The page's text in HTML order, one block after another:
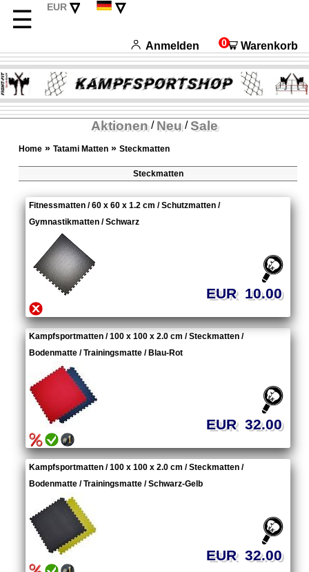
☰ EUR ▿ ▿
Italiano
Español
Anmelden 0 Warenkorb
Aktionen/ Neu/Sale
Home »Tatami Matten »Steckmatten
Steckmatten
Fitnessmatten / 60 x 60 x 1.2 cm / Schutzmatten /
Gymnastikmatten / Schwarz
EUR 10.00
Kampfsportmatten / 100 x 100 x 2.0 cm / Steckmatten /
Bodenmatte / Trainingsmatte / Blau-Rot
EUR 32.00
Kampfsportmatten / 100 x 100 x 2.0 cm / Steckmatten /
Bodenmatte / Trainingsmatte / Schwarz-Gelb
EUR 32.00